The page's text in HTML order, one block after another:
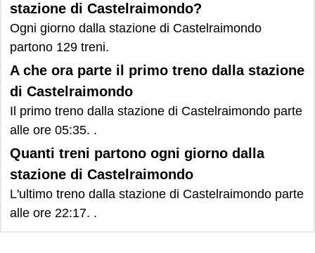
stazione di Castelraimondo?
Ogni giorno dalla stazione di Castelraimondo
partono 129 treni.
A che ora parte il primo treno dalla stazione
di Castelraimondo
Il primo treno dalla stazione di Castelraimondo parte
alle ore 05:35. .
Quanti treni partono ogni giorno dalla
stazione di Castelraimondo
L'ultimo treno dalla stazione di Castelraimondo parte
alle ore 22:17. .